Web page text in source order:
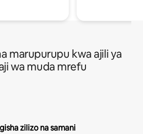
marupurupu kwa ajili ya
wa muda mrefu
zilizo na samani